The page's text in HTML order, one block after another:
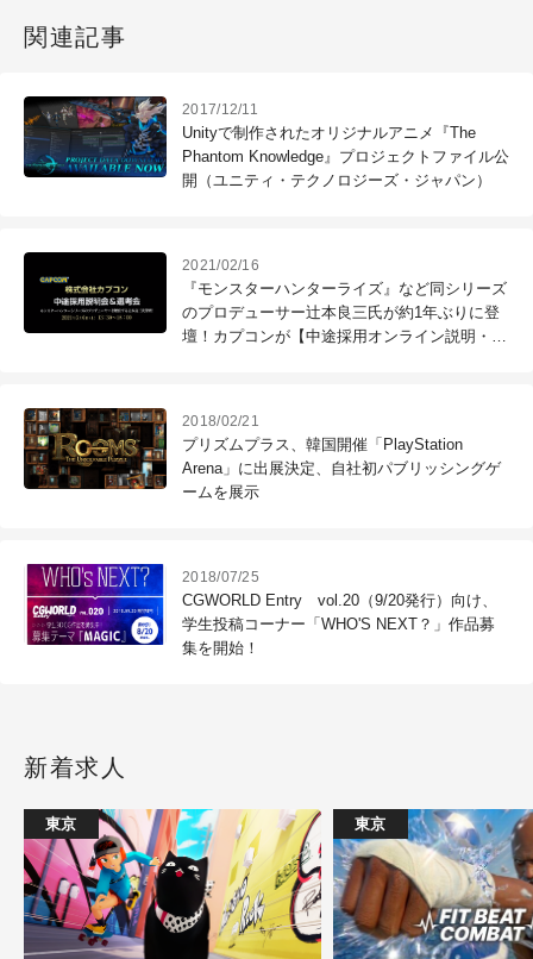
関連記事
2017/12/11
Unityで制作されたオリジナルアニメ『The
Phantom Knowledge』プロジェクトファイル公
開（ユニティ・テクノロジーズ・ジャパン）
2021/02/16
『モンスターハンターライズ』など同シリーズ
のプロデューサー辻本良三氏が約1年ぶりに登
壇！カプコンが【中途採用オンライン説明・面
2018/02/21
プリズムプラス、韓国開催「PlayStation
Arena」に出展決定、自社初パブリッシングゲ
ームを展示
2018/07/25
CGWORLD Entry vol.20（9/20発行）向け、
学生投稿コーナー「WHO'S NEXT？」作品募
集を開始！
新着求人
東京 東京